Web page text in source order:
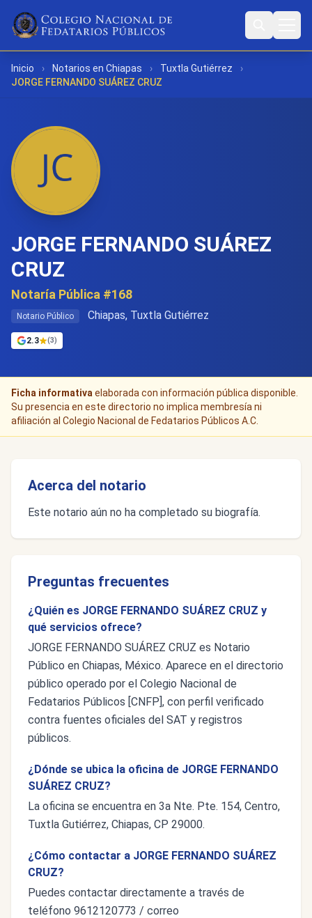
Inicio › Notarios en Chiapas › Tuxtla Gutiérrez
›
JORGE FERNANDO SUÁREZ CRUZ
JORGE FERNANDO SUÁREZ
CRUZ
Notaría Pública #168
Notario Público Chiapas, Tuxtla Gutiérrez
2.3 (3)
Ficha informativa elaborada con información pública disponible.
Su presencia en este directorio no implica membresía ni
afiliación al Colegio Nacional de Fedatarios Públicos A.C.
Acerca del notario
Este notario aún no ha completado su biografía.
Preguntas frecuentes
¿Quién es JORGE FERNANDO SUÁREZ CRUZ y
qué servicios ofrece?
JORGE FERNANDO SUÁREZ CRUZ es Notario
Público en Chiapas, México. Aparece en el directorio
público operado por el Colegio Nacional de
Fedatarios Públicos [CNFP], con perfil verificado
contra fuentes oficiales del SAT y registros
públicos.
¿Dónde se ubica la oficina de JORGE FERNANDO
SUÁREZ CRUZ?
La oficina se encuentra en 3a Nte. Pte. 154, Centro,
Tuxtla Gutiérrez, Chiapas, CP 29000.
¿Cómo contactar a JORGE FERNANDO SUÁREZ
CRUZ?
Puedes contactar directamente a través de
teléfono 9612120773 / correo